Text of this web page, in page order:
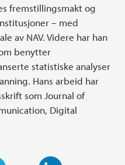
fremstillingsmakt og
– med
av NAV. Videre har han
benytter
statistiske analyser
Hans arbeid har
som Journal of
Digital